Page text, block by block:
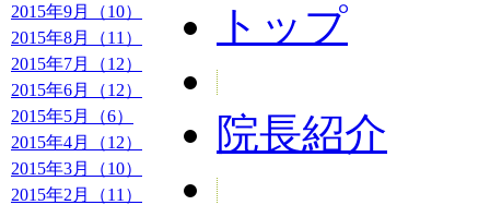
2015年9月（10）
2015年8月（11）
2015年7月（12）
2015年6月（12）
2015年5月（6）
2015年4月（12）
2015年3月（10）
2015年2月（11）
トップ
院長紹介